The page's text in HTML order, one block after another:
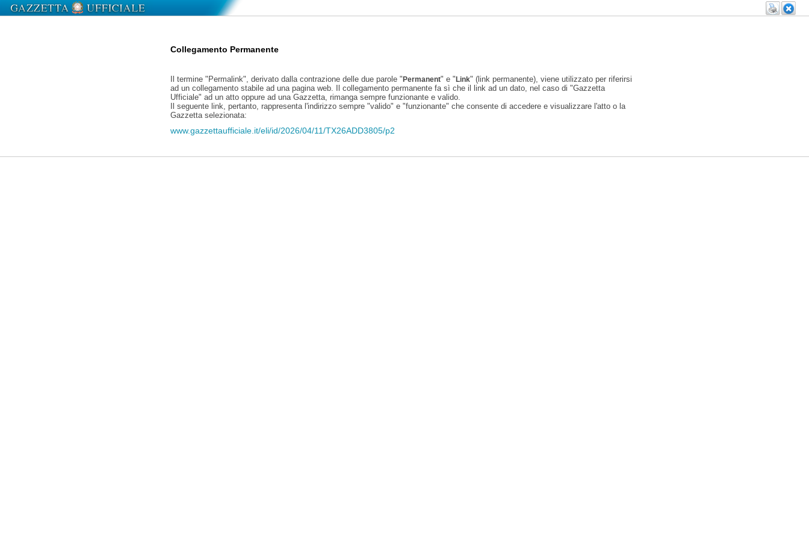
Collegamento Permanente
Il termine "Permalink", derivato dalla contrazione delle due parole "Permanent" e "Link" (link permanente), viene utilizzato per riferirsi
ad un collegamento stabile ad una pagina web. Il collegamento permanente fa sì che il link ad un dato, nel caso di "Gazzetta
Ufficiale" ad un atto oppure ad una Gazzetta, rimanga sempre funzionante e valido.
Il seguente link, pertanto, rappresenta l'indirizzo sempre "valido" e "funzionante" che consente di accedere e visualizzare l'atto o la
Gazzetta selezionata:
www.gazzettaufficiale.it/eli/id/2026/04/11/TX26ADD3805/p2